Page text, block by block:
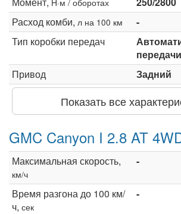
Расход комби, л на 100 км
-
Тип коробки передач
передачи
Привод
Задний
Показать все
GMC Canyon I 2.8 AT
Максимальная скорость,
км/ч
-
Время разгона до 100 км/
ч, сек
-